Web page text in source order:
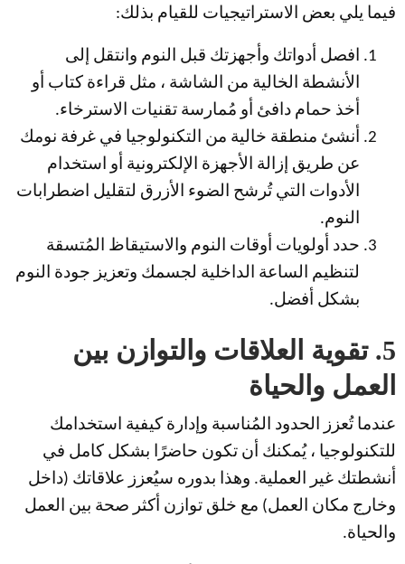
فيما يلي بعض الاستراتيجيات للقيام بذلك:
افصل أدواتك وأجهزتك قبل النوم وانتقل إلى
الأنشطة الخالية من الشاشة ، مثل قراءة كتاب أو
أخذ حمام دافئ أو مُمارسة تقنيات الاسترخاء.
أنشئ منطقة خالية من التكنولوجيا في غرفة نومك
عن طريق إزالة الأجهزة الإلكترونية أو استخدام
الأدوات التي تُرشح الضوء الأزرق لتقليل اضطرابات
النوم.
حدد أولويات أوقات النوم والاستيقاظ المُتسقة
لتنظيم الساعة الداخلية لجسمك وتعزيز جودة النوم
بشكل أفضل.
5. تقوية العلاقات والتوازن بين
العمل والحياة
عندما تُعزز الحدود المُناسبة وإدارة كيفية استخدامك
للتكنولوجيا ، يُمكنك أن تكون حاضرًا بشكل كامل في
أنشطتك غير العملية. وهذا بدوره سيُعزز علاقاتك (داخل
وخارج مكان العمل) مع خلق توازن أكثر صحة بين العمل
والحياة.